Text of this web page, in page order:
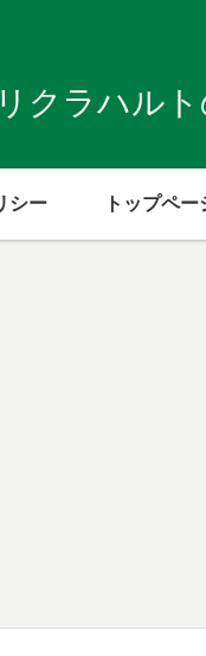
クラハルト
シー トップペー